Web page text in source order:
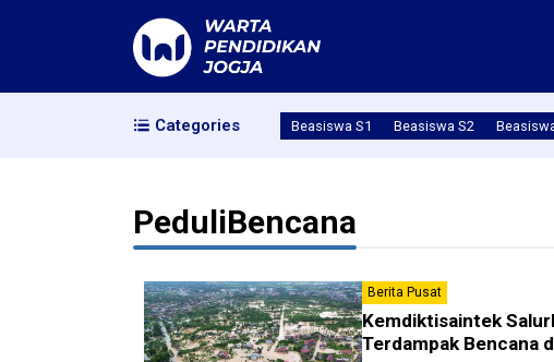
Categories Beasiswa S1 Beasiswa S2
PeduliBencana
Berita Pusat
Kemdiktisaintek
Terdampak Bencana